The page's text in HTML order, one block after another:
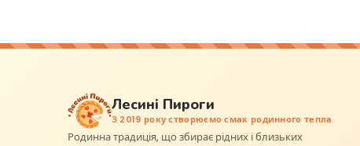
Лесині Пироги
З 2019 року створюємо смак родинного тепла
Родинна традиція, що збирає рідних і близьких